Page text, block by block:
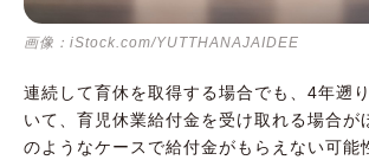
画像：iStock.com/YUTTHANAJAIDEE
連続して育休を取得する場合でも、4年遡
いて、育児休業給付金を受け取れる場合が
のようなケースで給付金がもらえない可能